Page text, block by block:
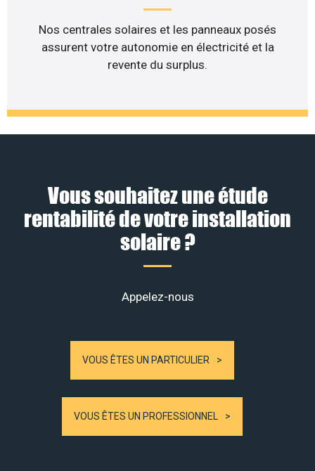
Nos centrales solaires et les panneaux posés
assurent votre autonomie en électricité et la
revente du surplus.
Vous souhaitez une étude
rentabilité de votre installation
solaire ?
Appelez-nous
VOUS ÊTES UN PARTICULIER
VOUS ÊTES UN PROFESSIONNEL